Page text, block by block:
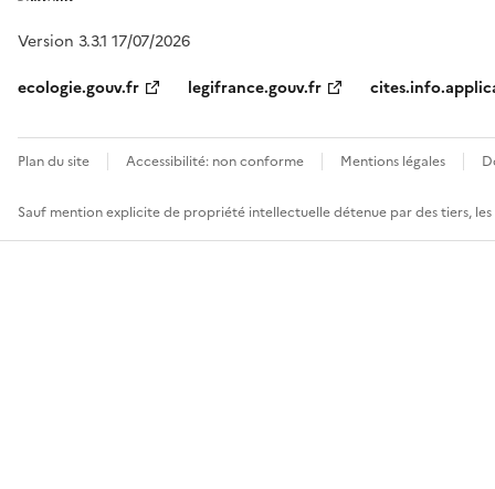
Version 3.3.1 17/07/2026
ecologie.gouv.fr
legifrance.gouv.fr
Plan du site Accessibilité: non conforme Mentions légales
Sauf mention explicite de propriété intellectuelle détenue par des tiers,